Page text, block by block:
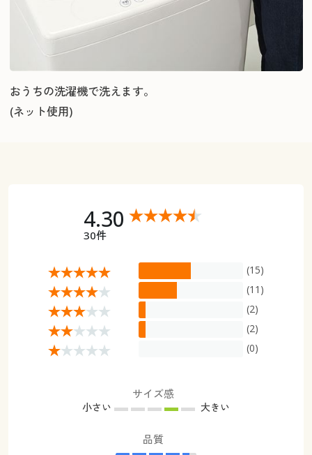
おうちの洗濯機で洗えます。
(ネット使用)
4.30
30件
(15)
(11)
(2)
(2)
(0)
サイズ感
小さい 大きい
品質